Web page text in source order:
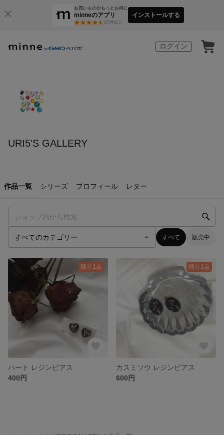
お買いものがもっとお得に
minneのアプリ
3万件以上
インストールする
ログイン
URI5'S GALLERY
作品一覧 シリーズ プロフィール レター
すべて 販売中
残り1点
ハート レジンピアス
400円
残り1点
カスミソウ レジンピアス
600円